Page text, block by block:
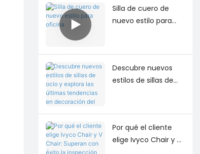
Silla de cuero de
nuevo estilo para
Descubre nuevos
estilos de sillas de
en decoración del
hogar.
Por qué el cliente
elige Ivyco Chair y V